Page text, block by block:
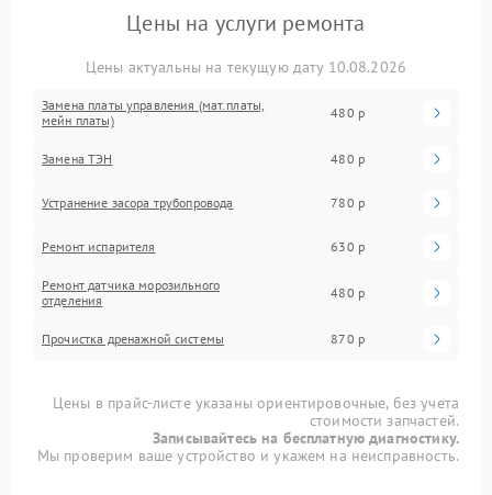
Цены на услуги ремонта
Цены актуальны на текущую дату 10.08.2026
Замена платы управления (мат.платы,
мейн платы)
480 р
Замена ТЭН 480 р
Устранение засора трубопровода 780 р
Ремонт испарителя 630 р
Ремонт датчика морозильного
отделения
480 р
Прочистка дренажной системы 870 р
Цены в прайс-листе указаны ориентировочные, без учета
стоимости запчастей.
Записывайтесь на бесплатную диагностику.
Мы проверим ваше устройство и укажем на неисправность.